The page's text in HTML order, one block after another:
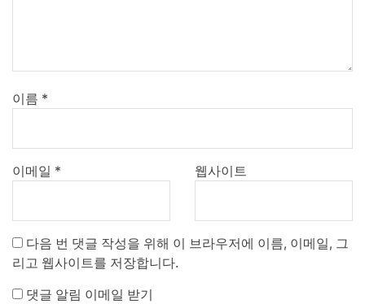
이름 *
이메일 * 웹사이트
다음 번 댓글 작성을 위해 이 브라우저에 이름, 이메일, 그
리고 웹사이트를 저장합니다.
댓글 알림 이메일 받기